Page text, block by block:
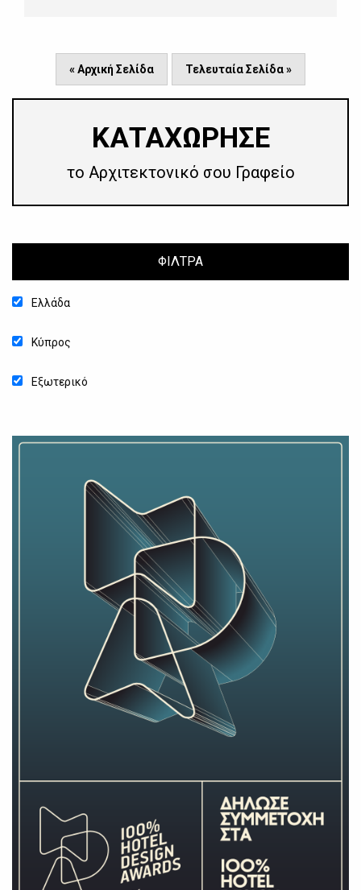
« Αρχική Σελίδα Τελευταία Σελίδα »
​ΚΑΤΑΧΩΡΗΣΕ
το Αρχιτεκτονικό σου Γραφείο
ΦΙΛΤΡΑ
Ελλάδα
Κύπρος
Εξωτερικό